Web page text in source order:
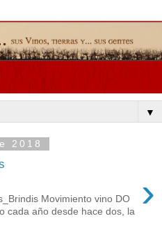
▼
2018
›
Movimiento vino DO
cada año desde hace dos, la